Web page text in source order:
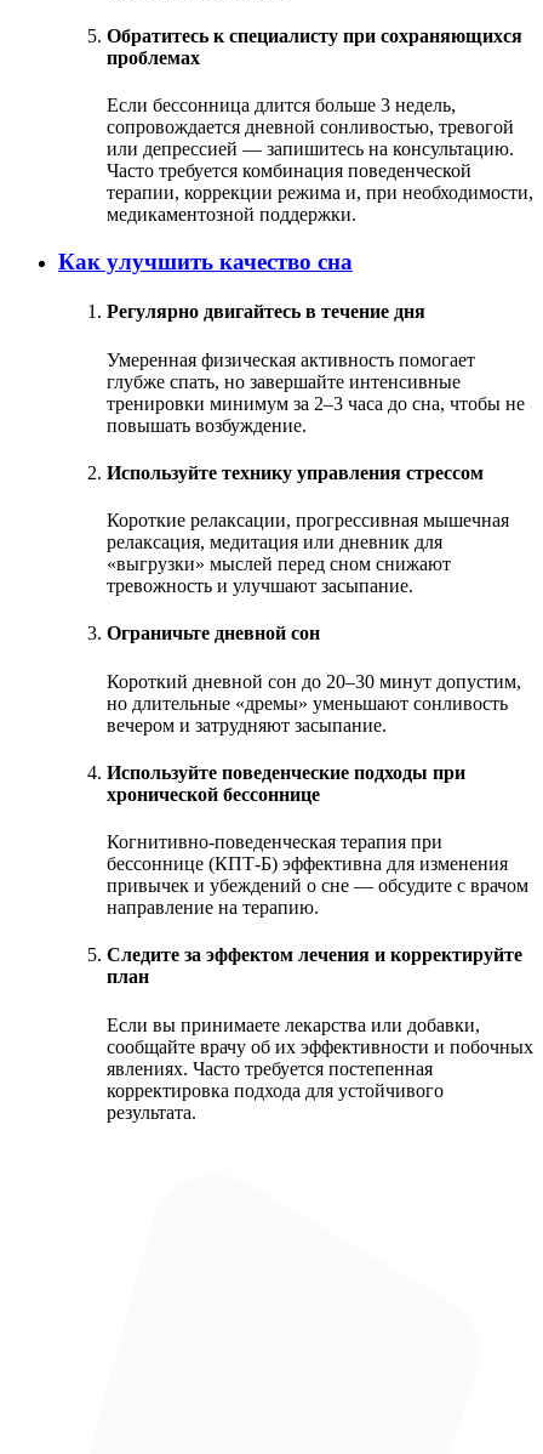
Обратитесь к специалисту при сохраняющихся
проблемах
Если бессонница длится больше 3 недель,
сопровождается дневной сонливостью, тревогой
или депрессией — запишитесь на консультацию.
Часто требуется комбинация поведенческой
терапии, коррекции режима и, при необходимости,
медикаментозной поддержки.
Как улучшить качество сна
Регулярно двигайтесь в течение дня
Умеренная физическая активность помогает
глубже спать, но завершайте интенсивные
тренировки минимум за 2–3 часа до сна, чтобы не
повышать возбуждение.
Используйте технику управления стрессом
Короткие релаксации, прогрессивная мышечная
релаксация, медитация или дневник для
«выгрузки» мыслей перед сном снижают
тревожность и улучшают засыпание.
Ограничьте дневной сон
Короткий дневной сон до 20–30 минут допустим,
но длительные «дремы» уменьшают сонливость
вечером и затрудняют засыпание.
Используйте поведенческие подходы при
хронической бессоннице
Когнитивно-поведенческая терапия при
бессоннице (КПТ-Б) эффективна для изменения
привычек и убеждений о сне — обсудите с врачом
направление на терапию.
Следите за эффектом лечения и корректируйте
план
Если вы принимаете лекарства или добавки,
сообщайте врачу об их эффективности и побочных
явлениях. Часто требуется постепенная
корректировка подхода для устойчивого
результата.